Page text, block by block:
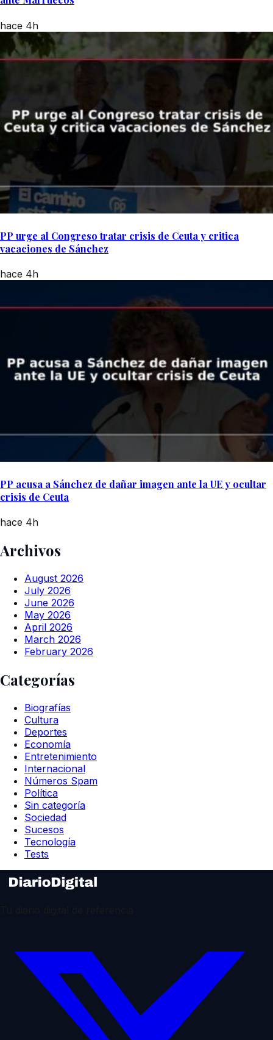
hace 4h
PP urge al Congreso tratar crisis de Ceuta y critica
vacaciones de Sánchez
hace 4h
PP acusa a Sánchez de dañar imagen ante la UE y ocultar
crisis de Ceuta
hace 4h
Archivos
August 2026
July 2026
June 2026
May 2026
April 2026
March 2026
February 2026
Categorías
Biografías
Cultura
Deportes
Economía
Entretenimiento
Internacional
Números Spam
Política
Sin categoría
Sociedad
Sucesos
Tecnología
Tests